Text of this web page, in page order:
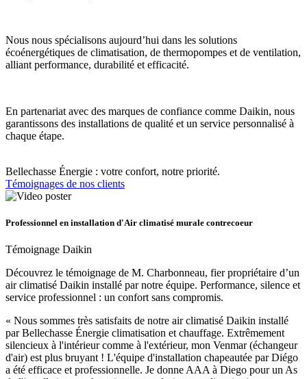
Nous nous spécialisons aujourd’hui dans les solutions
écoénergétiques de climatisation, de thermopompes et de ventilation,
alliant performance, durabilité et efficacité.
En partenariat avec des marques de confiance comme Daikin, nous
garantissons des installations de qualité et un service personnalisé à
chaque étape.
Bellechasse Énergie : votre confort, notre priorité.
Témoignages de nos clients
Professionnel en installation d'Air climatisé murale contrecoeur
Témoignage Daikin
Découvrez le témoignage de M. Charbonneau, fier propriétaire d’un
air climatisé Daikin installé par notre équipe. Performance, silence et
service professionnel : un confort sans compromis.
« Nous sommes très satisfaits de notre air climatisé Daikin installé
par Bellechasse Énergie climatisation et chauffage. Extrêmement
silencieux à l'intérieur comme à l'extérieur, mon Venmar (échangeur
d'air) est plus bruyant ! L'équipe d'installation chapeautée par Diégo
a été efficace et professionnelle. Je donne AAA à Diego pour un As